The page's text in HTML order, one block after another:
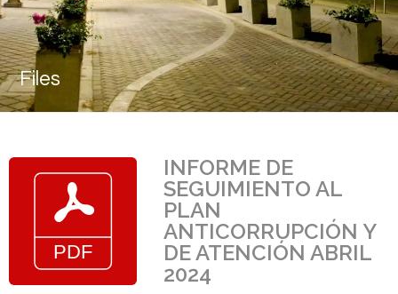
Files
INFORME DE
SEGUIMIENTO AL
PLAN
ANTICORRUPCIÓN Y
DE ATENCIÓN ABRIL
2024